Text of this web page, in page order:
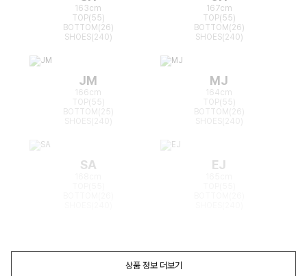
163cm
TOP(55)
BOTTOM(26)
SHOES(240)
167cm
TOP(55)
BOTTOM(26)
SHOES(240)
JM
166cm
TOP(55)
BOTTOM(25)
MJ
164cm
TOP(55)
BOTTOM(26)
SA EJ
상품 정보 더보기